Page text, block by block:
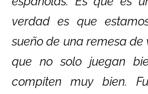
verdad es que
sueño de una remesa
que no solo juegan
compiten muy bien.